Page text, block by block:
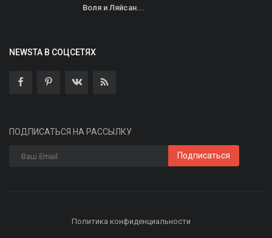
Воля и Ляйсан...
NEWSTA В СОЦСЕТЯХ
ПОДПИСАТЬСЯ НА РАССЫЛКУ
Подписаться
Политика конфиденциальности